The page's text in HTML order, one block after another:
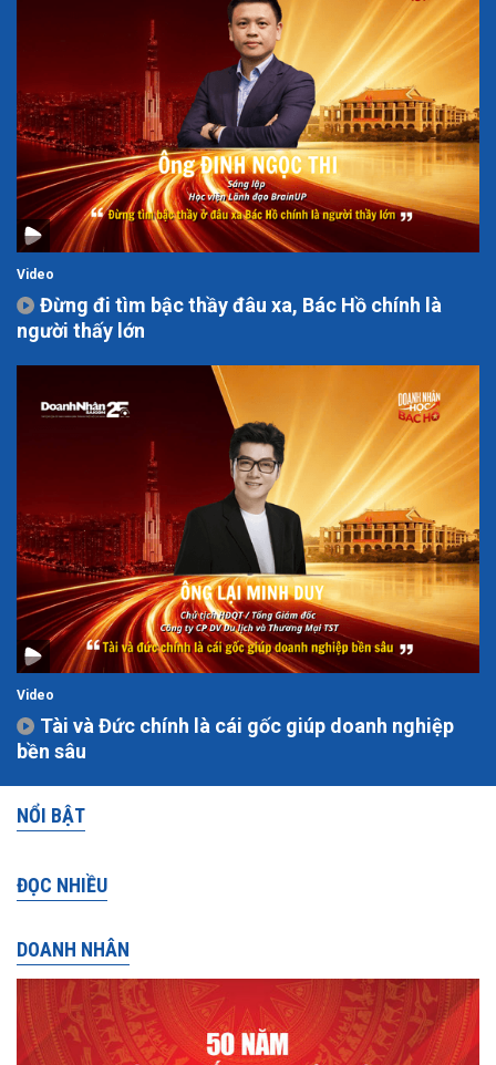
Video
Đừng đi tìm bậc thầy đâu xa, Bác Hồ chính là
người thấy lớn
Video
Tài và Đức chính là cái gốc giúp doanh nghiệp
bền sâu
NỔI BẬT
ĐỌC NHIỀU
DOANH NHÂN